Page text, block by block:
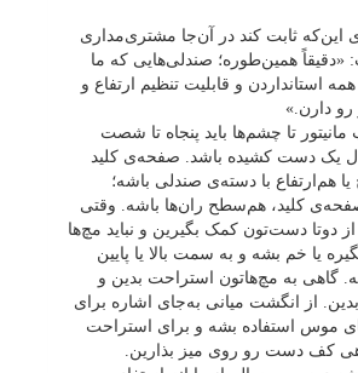
این‌که ثابت کند در آن‌جا مشتری‌مداری
همین‌طوره؛ صندلی‌هایی که ما
استانداردن و قابلیت تنظیم ارتفاع و
دارن.»
تا چشم‌ها باید پنجاه تا شصت
یک دست کشیده باشد. صفحه‌ی کلید
هم‌ارتفاع با دسته‌ی صندلی باشه؛
کلید، هم‌سطح ران‌ها باشه. وقتی
دوتا دست‌تون کمک بگیرین و نباید مچ‌ها
یا خم بشه و به سمت بالا یا پایین
گاهی به مچ‌هاتون استراحت بدین و
از انگشت میانی به‌جای اشاره برای
موس استفاده بشه و برای استراحت
کف دست رو روی میز بذارین.